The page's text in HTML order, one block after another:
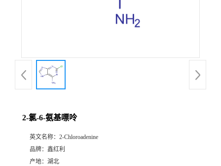
2-氯-6-氨基嘌呤
英文名称： 2-Chloroadenine
品牌： 鑫红利
产地： 湖北